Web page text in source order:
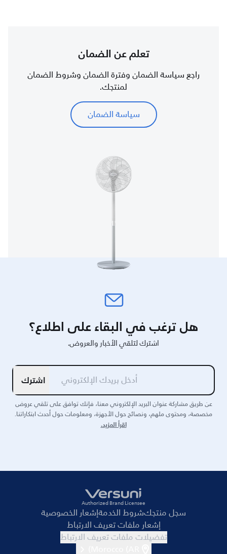
تعلم عن الضمان
راجع سياسة الضمان وفترة الضمان وشروط الضمان
لمنتجك.
سياسة الضمان
هل ترغب في البقاء على اطلاع؟
اشترك لتلقي الأخبار والعروض.
اشترك
عن طريق مشاركة عنوان البريد الإلكتروني معنا، فإنك توافق على تلقي عروض
مخصصة، ومحتوى ملهم، ونصائح حول الأجهزة، ومعلومات حول أحدث ابتكاراتنا.
اقرأ المزيد.
Authorized Brand Licensee
سجل منتجكشروط الخدمةإشعار الخصوصية
إشعار ملفات تعريف الارتباط
تفضيلات ملفات تعريف الارتباط